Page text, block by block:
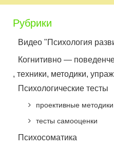
Рубрики
Видео "Психология
Когнитивно —
, техники, методики,
Психологические тесты
проективные методики
тесты самооценки
Психосоматика